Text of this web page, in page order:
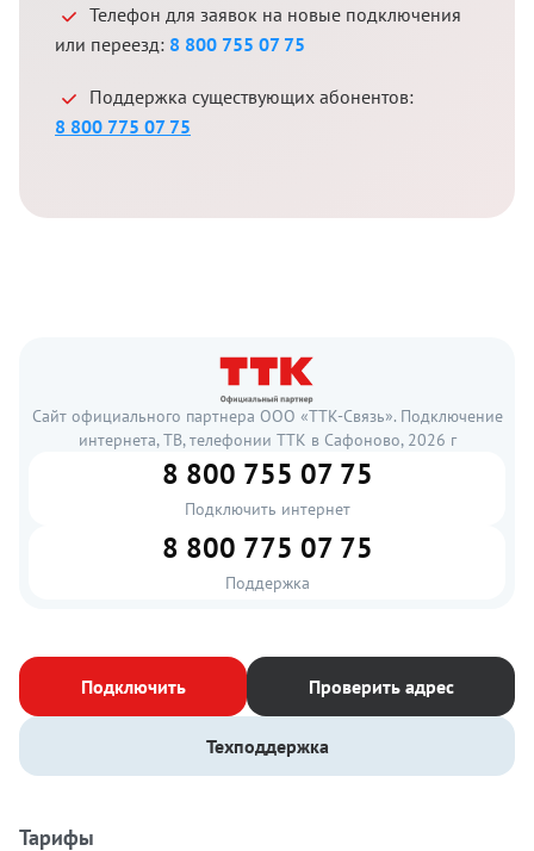
Телефон для заявок на новые подключения
или переезд: 8 800 755 07 75
Поддержка существующих абонентов:
8 800 775 07 75
Сайт официального партнера ООО «ТТК-Связь». Подключение
интернета, ТВ, телефонии ТТК в Сафоново, 2026 г
8 800 755 07 75
Подключить интернет
8 800 775 07 75
Поддержка
Подключить Проверить адрес
Техподдержка
Тарифы